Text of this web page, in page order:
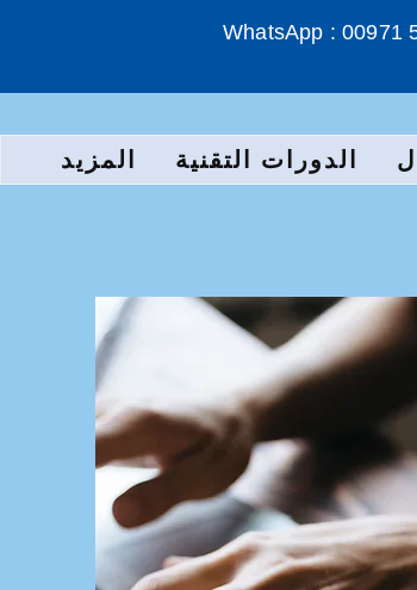
WhatsApp : 00971
الدورات التقنية المزيد